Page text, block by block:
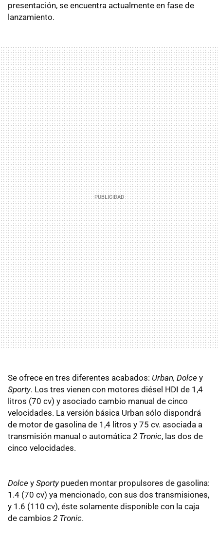
presentación, se encuentra actualmente en fase de
lanzamiento.
Se ofrece en tres diferentes acabados: Urban, Dolce y
Sporty. Los tres vienen con motores diésel HDI de 1,4
litros (70 cv) y asociado cambio manual de cinco
velocidades. La versión básica Urban sólo dispondrá
de motor de gasolina de 1,4 litros y 75 cv. asociada a
transmisión manual o automática 2 Tronic, las dos de
cinco velocidades.
Dolce y Sportypueden montar propulsores de gasolina:
1.4 (70 cv) ya mencionado, con sus dos transmisiones,
y 1.6 (110 cv), éste solamente disponible con la caja
de cambios 2 Tronic.